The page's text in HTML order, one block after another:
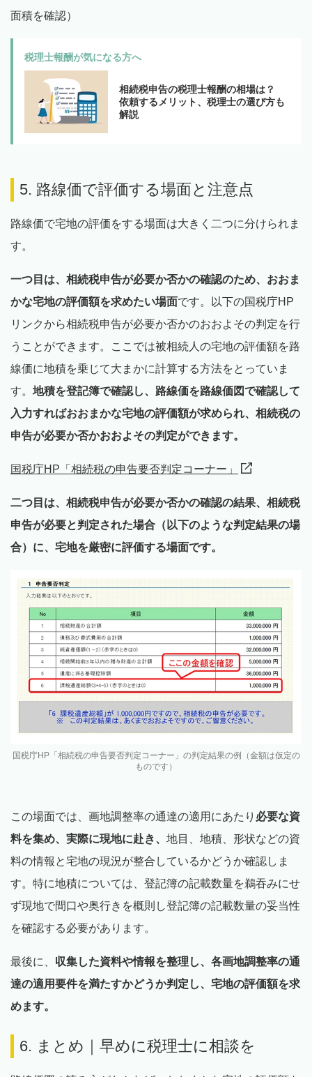
面積を確認）
税理士報酬が気になる方へ
相続税申告の税理士報酬の相場は？
依頼するメリット、税理士の選び方も
解説
5. 路線価で評価する場面と注意点
路線価で宅地の評価をする場面は大きく二つに分けられま
す。
一つ目は、相続税申告が必要か否かの確認のため、おおま
かな宅地の評価額を求めたい場面です。以下の国税庁HP
リンクから相続税申告が必要か否かのおおよその判定を行
うことができます。ここでは被相続人の宅地の評価額を路
線価に地積を乗じて大まかに計算する方法をとっていま
す。 地積を登記簿で確認し、路線価を路線価図で確認して
入力すればおおまかな宅地の評価額が求められ、相続税の
申告が必要か否かおおよその判定ができます。
国税庁HP「相続税の申告要否判定コーナー」
二つ目は、相続税申告が必要か否かの確認の結果、相続税
申告が必要と判定された場合（以下のような判定結果の場
合）に、宅地を厳密に評価する場面です。
国税庁HP「相続税の申告要否判定コーナー」の判定結果の例（金額は仮定の
ものです）
この場面では、画地調整率の通達の適用にあたり 必要な資
料を集め、実際に現地に赴き、 地目、地積、形状などの資
料の情報と宅地の現況が整合しているかどうか確認しま
す。特に地積については、登記簿の記載数量を鵜吞みにせ
ず現地で間口や奥行きを概則し登記簿の記載数量の妥当性
を確認する必要があります。
最後に、 収集した資料や情報を整理し、各画地調整率の通
達の適用要件を満たすかどうか判定し、宅地の評価額を求
めます。
6. まとめ｜早めに税理士に相談を